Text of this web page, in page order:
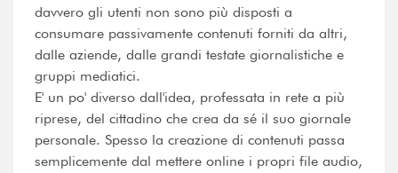
davvero gli utenti non sono più disposti a
consumare passivamente contenuti forniti da altri,
dalle aziende, dalle grandi testate giornalistiche e
gruppi mediatici.
E' un po' diverso dall'idea, professata in rete a più
riprese, del cittadino che crea da sé il suo giornale
personale. Spesso la creazione di contenuti passa
semplicemente dal mettere online i propri file audio,